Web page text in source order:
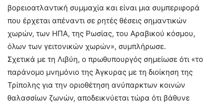
βορειοατλαντική συμμαχία και είναι μια συμπεριφορά
που έρχεται απέναντι σε ρητές θέσεις σημαντικών
χωρών, των ΗΠΑ, της Ρωσίας, του Αραβικού κόσμου,
όλων των γειτονικών χωρών», συμπλήρωσε.
Σχετικά με τη Λιβύη, ο πρωθυπουργός σημείωσε ότι «το
παράνομο μνημόνιο της Άγκυρας με τη διοίκηση της
Τρίπολης για την οριοθέτηση ανύπαρκτων κοινών
θαλασσίων ζωνών, αποδεικνύεται τώρα ότι βάθυνε